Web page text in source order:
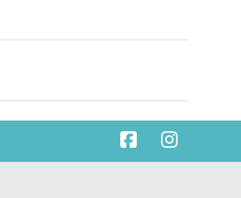
Facebook